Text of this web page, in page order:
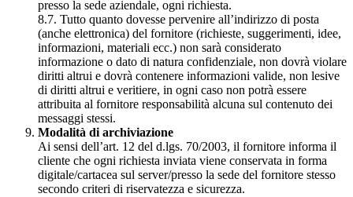
presso la sede aziendale, ogni richiesta.
8.7. Tutto quanto dovesse pervenire all’indirizzo di posta
(anche elettronica) del fornitore (richieste, suggerimenti, idee,
informazioni, materiali ecc.) non sarà considerato
informazione o dato di natura confidenziale, non dovrà violare
diritti altrui e dovrà contenere informazioni valide, non lesive
di diritti altrui e veritiere, in ogni caso non potrà essere
attribuita al fornitore responsabilità alcuna sul contenuto dei
messaggi stessi.
Modalità di archiviazione
Ai sensi dell’art. 12 del d.lgs. 70/2003, il fornitore informa il
cliente che ogni richiesta inviata viene conservata in forma
digitale/cartacea sul server/presso la sede del fornitore stesso
secondo criteri di riservatezza e sicurezza.